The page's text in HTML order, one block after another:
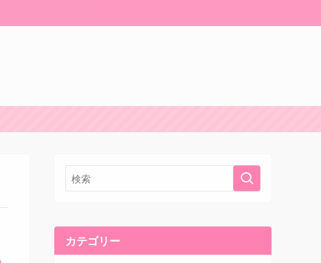
カテゴリー